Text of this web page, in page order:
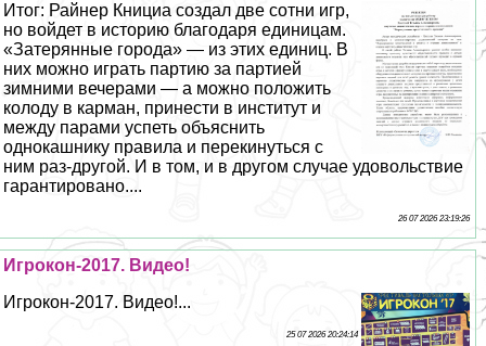
Итог: Райнер Книциа создал две сотни игр,
но войдет в историю благодаря единицам.
«Затерянные города» — из этих единиц. В
них можно играть партию за партией
зимними вечерами — а можно положить
колоду в карман, принести в институт и
между парами успеть объяснить
однокашнику правила и перекинуться с
ним раз-другой. И в том, и в другом случае удовольствие
гарантировано....
26 07 2026 23:19:26
Игрокон-2017. Видео!
Игрокон-2017. Видео!...
25 07 2026 20:24:14